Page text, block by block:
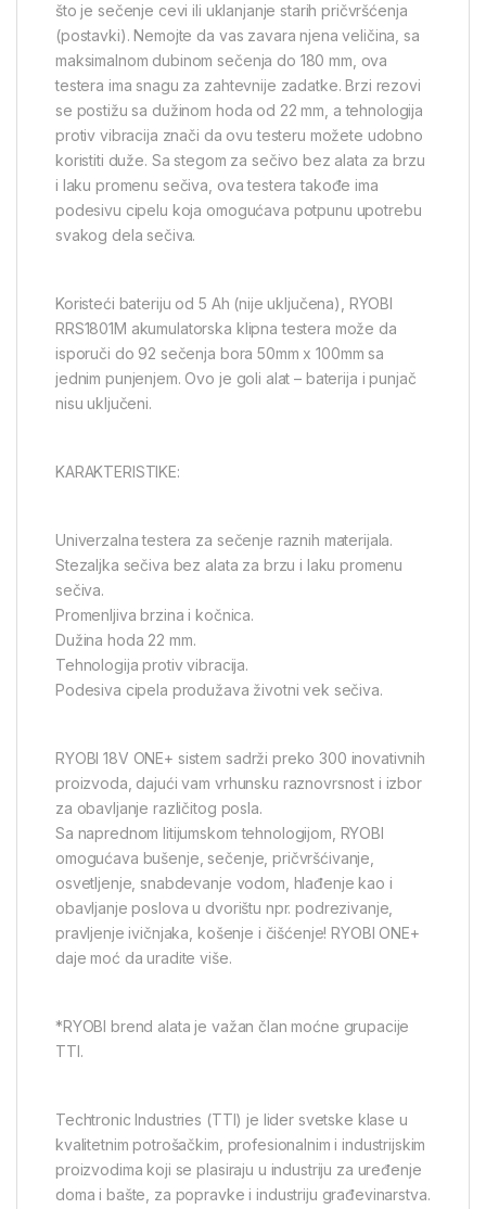
što je sečenje cevi ili uklanjanje starih pričvršćenja
(postavki). Nemojte da vas zavara njena veličina, sa
maksimalnom dubinom sečenja do 180 mm, ova
testera ima snagu za zahtevnije zadatke. Brzi rezovi
se postižu sa dužinom hoda od 22 mm, a tehnologija
protiv vibracija znači da ovu testeru možete udobno
koristiti duže. Sa stegom za sečivo bez alata za brzu
i laku promenu sečiva, ova testera takođe ima
podesivu cipelu koja omogućava potpunu upotrebu
svakog dela sečiva.
Koristeći bateriju od 5 Ah (nije uključena), RYOBI
RRS1801M akumulatorska klipna testera može da
isporuči do 92 sečenja bora 50mm x 100mm sa
jednim punjenjem. Ovo je goli alat – baterija i punjač
nisu uključeni.
KARAKTERISTIKE:
Univerzalna testera za sečenje raznih materijala.
Stezaljka sečiva bez alata za brzu i laku promenu
sečiva.
Promenljiva brzina i kočnica.
Dužina hoda 22 mm.
Tehnologija protiv vibracija.
Podesiva cipela produžava životni vek sečiva.
RYOBI 18V ONE+ sistem sadrži preko 300 inovativnih
proizvoda, dajući vam vrhunsku raznovrsnost i izbor
za obavljanje različitog posla.
Sa naprednom litijumskom tehnologijom, RYOBI
omogućava bušenje, sečenje, pričvršćivanje,
osvetljenje, snabdevanje vodom, hlađenje kao i
obavljanje poslova u dvorištu npr. podrezivanje,
pravljenje ivičnjaka, košenje i čišćenje! RYOBI ONE+
daje moć da uradite više.
*RYOBI brend alata je važan član moćne grupacije
TTI.
Techtronic Industries (TTI) je lider svetske klase u
kvalitetnim potrošačkim, profesionalnim i industrijskim
proizvodima koji se plasiraju u industriju za uređenje
doma i bašte, za popravke i industriju građevinarstva.